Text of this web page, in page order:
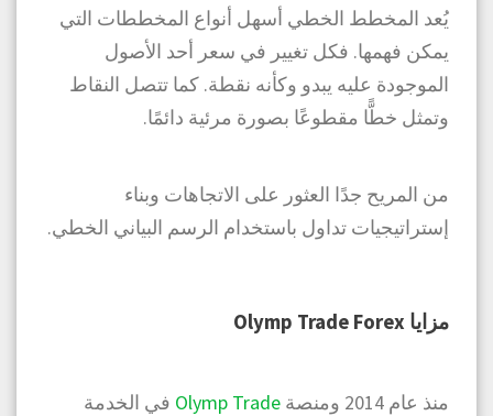
يُعد المخطط الخطي أسهل أنواع المخططات التي
يمكن فهمها. فكل تغيير في سعر أحد الأصول
الموجودة عليه يبدو وكأنه نقطة. كما تتصل النقاط
وتمثل خطًّا مقطوعًا بصورة مرئية دائمًا.
من المريح جدًا العثور على الاتجاهات وبناء
إستراتيجيات تداول باستخدام الرسم البياني الخطي.
مزايا Olymp Trade Forex
منذ عام 2014 ومنصة Olymp Trade في الخدمة